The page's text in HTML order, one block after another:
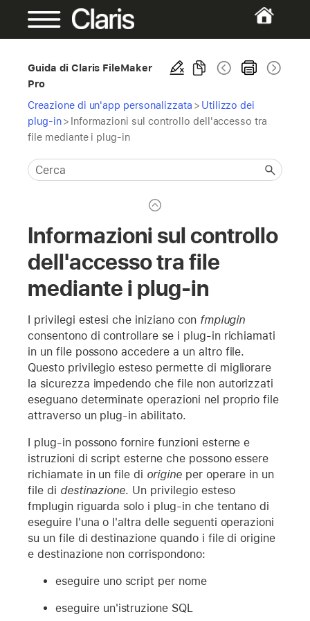
Guida di Claris FileMaker
Pro
Creazione di un'app personalizzata > Utilizzo dei
plug-in> Informazioni sul controllo dell'accesso tra
file mediante i plug-in
Informazioni sul controllo
dell'accesso tra file
mediante i plug-in
I privilegi estesi che iniziano con fmplugin
consentono di controllare se i plug-in richiamati
in un file possono accedere a un altro file.
Questo privilegio esteso permette di migliorare
la sicurezza impedendo che file non autorizzati
eseguano determinate operazioni nel proprio file
attraverso un plug-in abilitato.
I plug-in possono fornire funzioni esterne e
istruzioni di script esterne che possono essere
richiamate in un file di origineper operare in un
file di destinazione. Un privilegio esteso
fmplugin riguarda solo i plug-in che tentano di
eseguire l'una o l'altra delle seguenti operazioni
su un file di destinazione quando i file di origine
e destinazione non corrispondono:
eseguire uno script per nome
eseguire un'istruzione SQL